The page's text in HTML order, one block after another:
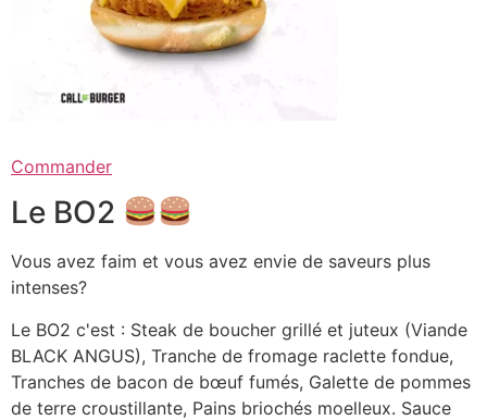
Commander
Le BO2
Vous avez faim et vous avez envie de saveurs plus
intenses?
Le BO2 c'est : Steak de boucher grillé et juteux (Viande
BLACK ANGUS), Tranche de fromage raclette fondue,
Tranches de bacon de bœuf fumés, Galette de pommes
de terre croustillante, Pains briochés moelleux. Sauce